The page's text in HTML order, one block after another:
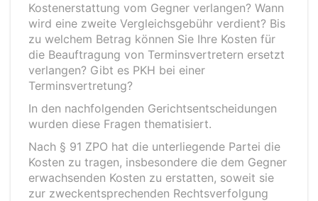
Kostenerstattung vom Gegner verlangen? Wann
wird eine zweite Vergleichsgebühr verdient? Bis
zu welchem Betrag können Sie Ihre Kosten für
die Beauftragung von Terminsvertretern ersetzt
verlangen? Gibt es PKH bei einer
Terminsvertretung?
In den nachfolgenden Gerichtsentscheidungen
wurden diese Fragen thematisiert.
Nach § 91 ZPO hat die unterliegende Partei die
Kosten zu tragen, insbesondere die dem Gegner
erwachsenden Kosten zu erstatten, soweit sie
zur zweckentsprechenden Rechtsverfolgung